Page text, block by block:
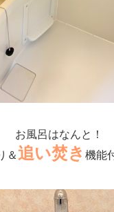
お風呂はなんと！
＆追い焚き 機能